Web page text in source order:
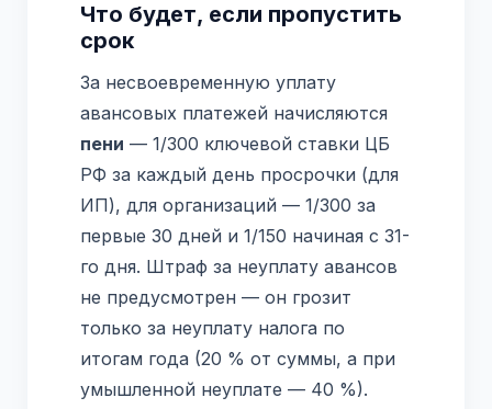
Что будет, если пропустить
срок
За несвоевременную уплату
авансовых платежей начисляются
пени — 1/300 ключевой ставки ЦБ
РФ за каждый день просрочки (для
ИП), для организаций — 1/300 за
первые 30 дней и 1/150 начиная с 31-
го дня. Штраф за неуплату авансов
не предусмотрен — он грозит
только за неуплату налога по
итогам года (20 % от суммы, а при
умышленной неуплате — 40 %).